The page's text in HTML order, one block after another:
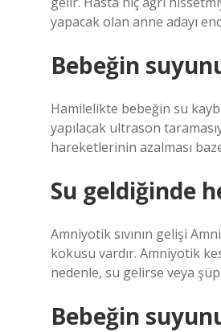
yapacak olan anne adayı
Bebeğin
Hamilelikte bebeğin su
yapılacak ultrason
hareketlerinin azalması
Su geldiğinde
Amniyotik sıvının gelişi
kokusu vardır. Amniyotik
nedenle, su gelirse veya
Bebeğin